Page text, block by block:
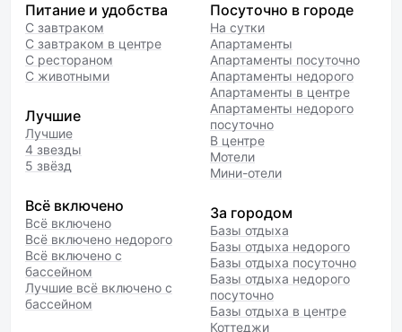
Питание и удобства
С завтраком
С завтраком в центре
С рестораном
С животными
Лучшие
Лучшие
4 звезды
5 звёзд
Всё включено
Всё включено
Всё включено недорого
Всё включено с
бассейном
Лучшие всё включено с
бассейном
Посуточно в городе
На сутки
Апартаменты
Апартаменты посуточно
Апартаменты недорого
Апартаменты в центре
Апартаменты недорого
посуточно
В центре
Мотели
Мини-отели
За городом
Базы отдыха
Базы отдыха недорого
Базы отдыха посуточно
Базы отдыха недорого
посуточно
Базы отдыха в центре
Коттеджи